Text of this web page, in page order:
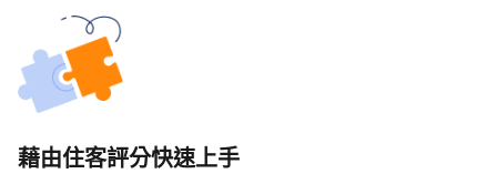
藉由住客評分快速上手